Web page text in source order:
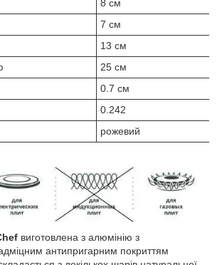
8 см
7 см
13 см
25 см
0.7 см
0.242
рожевий
виготовлена з алюмінію з
антипригарним покриттям